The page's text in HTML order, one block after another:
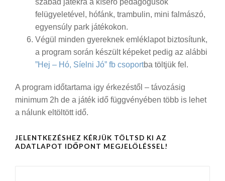
szabad játékra a kísérő pedagógusok
felügyeletével, hófánk, trambulin, mini falmászó,
egyensúly park játékokon.
Végül minden gyereknek emléklapot biztosítunk,
a program során készült képeket pedig az alábbi
”Hej – Hó, Síelni Jó” fb csoportba töltjük fel.
A program időtartama igy érkezéstől – távozásig
minimum 2h de a játék idő függvényében több is lehet
a nálunk eltöltött idő.
JELENTKEZÉSHEZ KÉRJÜK TÖLTSD KI AZ
ADATLAPOT IDŐPONT MEGJELÖLÉSSEL!